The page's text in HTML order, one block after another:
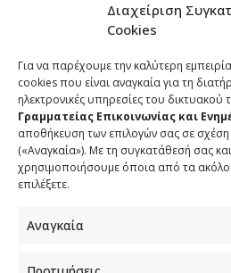
Διαχείριση
Cookies
Για να παρέχουμε την καλύτερη
cookies που είναι αναγκαία για τη
ηλεκτρονικές υπηρεσίες του δικτυακού
Γραμματείας Επικοινωνίας και
αποθήκευση των επιλογών σας σε
(«Αναγκαία»). Με τη συγκατάθεσή σας
χρησιμοποιήσουμε όποια από τα
επιλέξετε.
Αναγκαία
ΕΠΙΚΟΙΝΩΝΙΑ